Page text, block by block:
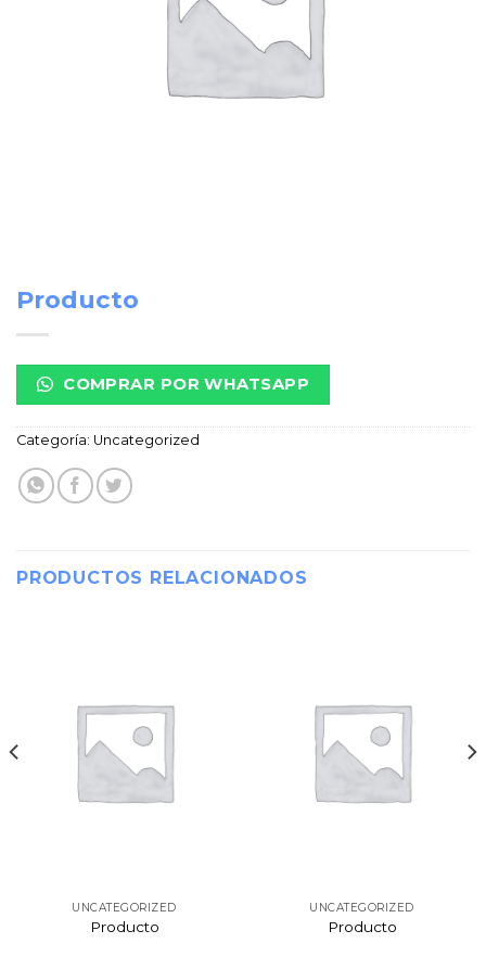
Producto
COMPRAR POR WHATSAPP
Categoría: Uncategorized
PRODUCTOS RELACIONADOS
UNCATEGORIZED
Producto
UNCATEGORIZED
Producto